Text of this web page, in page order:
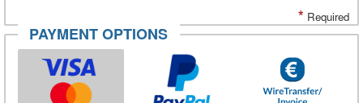
* Required
PAYMENT OPTIONS